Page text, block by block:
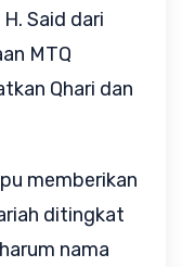
Said dari
MTQ
Qhari dan
memberikan
ditingkat
nama